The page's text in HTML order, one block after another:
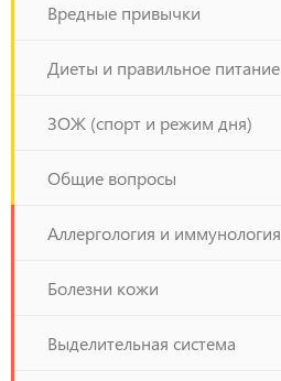
Вредные привычки
Диеты и правильное питание
ЗОЖ (спорт и режим дня)
Общие вопросы
Аллергология и иммунология
Болезни кожи
Выделительная система